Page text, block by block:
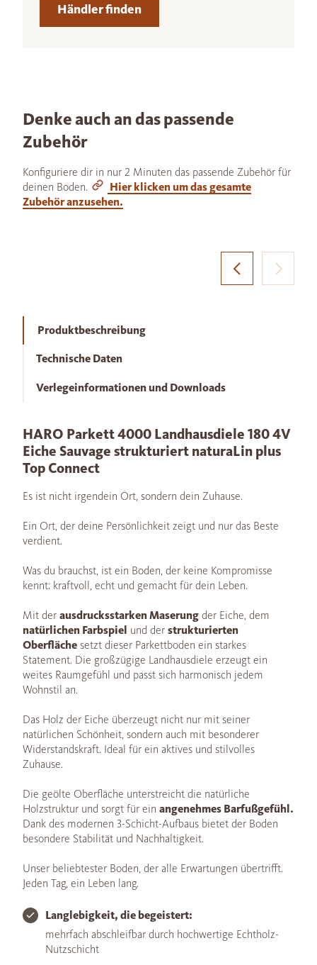
Händler finden
Denke auch an das passende
Zubehör
Konfiguriere dir in nur 2 Minuten das passende Zubehör für
deinen Boden.
Hier klicken um das gesamte
Zubehör anzusehen.
Produktbeschreibung
Technische Daten
Verlegeinformationen und Downloads
HARO Parkett 4000 Landhausdiele 180 4V
Eiche Sauvage strukturiert naturaLin plus
Top Connect
Es ist nicht irgendein Ort, sondern dein Zuhause.
Ein Ort, der deine Persönlichkeit zeigt und nur das Beste
verdient.
Was du brauchst, ist ein Boden, der keine Kompromisse
kennt: kraftvoll, echt und gemacht für dein Leben.
Mit der ausdrucksstarken Maserung der Eiche, dem
natürlichen Farbspiel und der strukturierten
Oberfläche setzt dieser Parkettboden ein starkes
Statement. Die großzügige Landhausdiele erzeugt ein
weites Raumgefühl und passt sich harmonisch jedem
Wohnstil an.
Das Holz der Eiche überzeugt nicht nur mit seiner
natürlichen Schönheit, sondern auch mit besonderer
Widerstandskraft. Ideal für ein aktives und stilvolles
Zuhause.
Die geölte Oberfläche unterstreicht die natürliche
Holzstruktur und sorgt für ein angenehmes Barfußgefühl.
Dank des modernen 3-Schicht-Aufbaus bietet der Boden
besondere Stabilität und Nachhaltigkeit.
Unser beliebtester Boden, der alle Erwartungen übertrifft.
Jeden Tag, ein Leben lang.
Langlebigkeit, die begeistert:
mehrfach abschleifbar durch hochwertige Echtholz-
Nutzschicht